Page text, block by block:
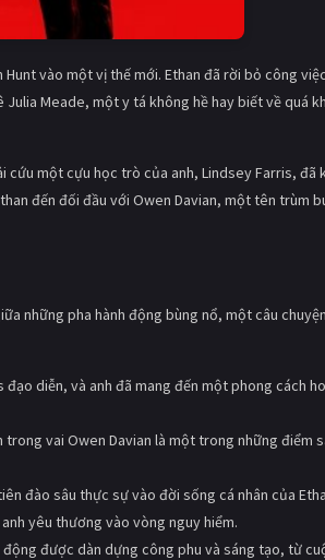
Hunt vào một vị thế mới. Ethan đã rời bỏ công việc
Meade, một y tá không hề hay biết về quá
cứu một cựu học trò của anh, Lindsey Farris, đã
đến đối đầu với Owen Davian, một tên trùm
những pha hành động bùng nổ, một câu
diễn, và anh đã mang đến một phong cách
vai Owen Davian là một trong những điểm
đào sâu thực sự vào đời sống cá nhân của
yêu thương vào vòng nguy hiểm.
được dàn dựng công phu và sáng tạo, từ